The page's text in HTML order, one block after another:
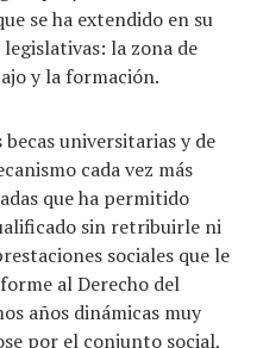
se ha extendido en su
la zona de
y la formación.
universitarias y de
cada vez más
que ha permitido
sin retribuirle ni
sociales que le
al Derecho del
años dinámicas muy
por el conjunto social,